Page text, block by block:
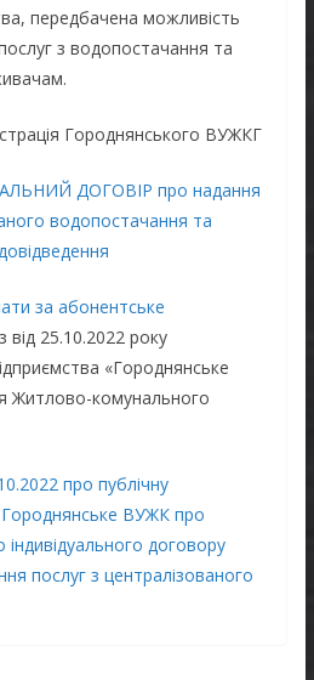
передбачена можливість
з водопостачання та
Городнянського ВУЖКГ
ДОГОВІР про надання
водопостачання та
за абонентське
від 25.10.2022 року
«Городнянське
Житлово-комунального
про публічну
ВУЖК про
договору
послуг з централізованого